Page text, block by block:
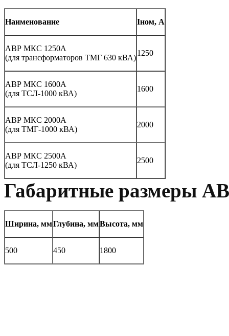
Наименование Iном, А
АВР МКС 1250А
(для трансформаторов ТМГ 630 кВА)
1250
АВР МКС 1600А
(для ТСЛ-1000 кВА)
1600
АВР МКС 2000А
(для ТМГ-1000 кВА)
2000
АВР МКС 2500А
(для ТСЛ-1250 кВА)
2500
Габаритные размеры
Ширина, ммГлубина, ммВысота, мм
500 450 1800